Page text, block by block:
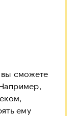
вы сможете
ему